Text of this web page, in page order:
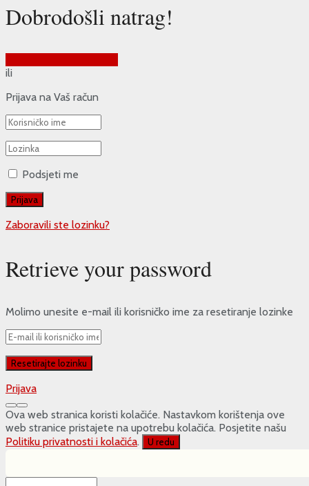
Dobrodošli natrag!
ili
Prijava na Vaš račun
Podsjeti me
Zaboravili ste lozinku?
Retrieve your password
Molimo unesite e-mail ili korisničko ime za resetiranje lozinke
Prijava
Ova web stranica koristi kolačiće. Nastavkom korištenja ove
web stranice pristajete na upotrebu kolačića. Posjetite našu
Politiku privatnosti i kolačića. U redu